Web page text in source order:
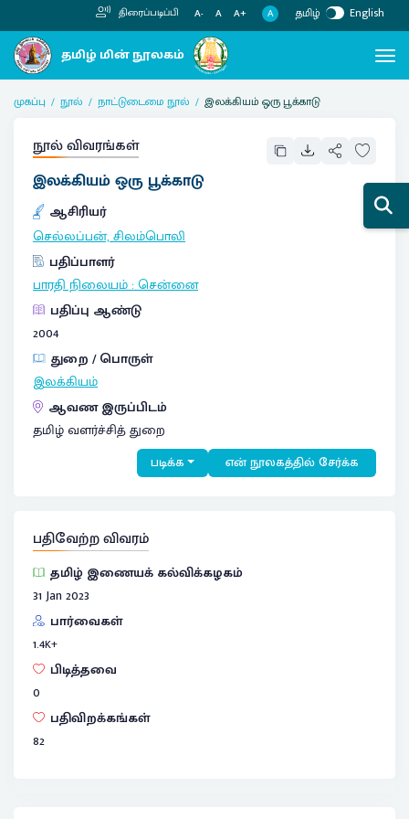
திரைப்படிப்பி A- A A+ A தமிழ் English
முகப்பு நூல் நாட்டுடைமை நூல் இலக்கியம் ஒரு பூக்காடு
நூல் விவரங்கள்
இலக்கியம் ஒரு பூக்காடு
ஆசிரியர்
செல்லப்பன், சிலம்பொலி
பதிப்பாளர்
பாரதி நிலையம்:சென்னை
பதிப்பு ஆண்டு
2004
துறை / பொருள்
இலக்கியம்
ஆவண இருப்பிடம்
தமிழ் வளர்ச்சித் துறை
படிக்க என் நூலகத்தில் சேர்க்க
பதிவேற்ற விவரம்
தமிழ் இணையக் கல்விக்கழகம்
31 Jan 2023
பார்வைகள்
1.4K+
பிடித்தவை
0
பதிவிறக்கங்கள்
82